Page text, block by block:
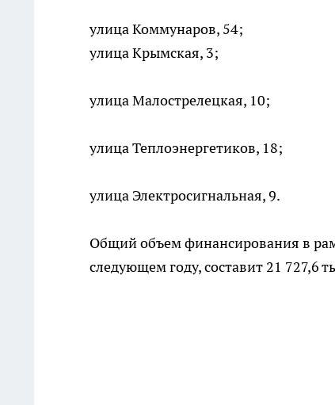
улица Коммунаров, 54;
улица Крымская, 3;
улица Малострелецкая, 10;
улица Теплоэнергетиков, 18;
улица Электросигнальная, 9.
Общий объем финансирования в
следующем году, составит 21 727,6